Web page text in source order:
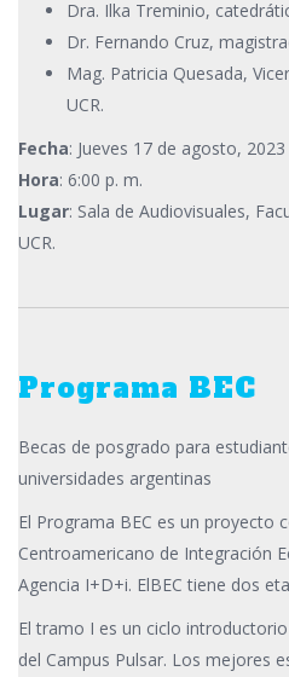
Dra. Ilka Treminio,
Dr. Fernando Cruz,
Mag. Patricia Quesada,
UCR.
Fecha: Jueves 17 de agosto, 2023
Hora: 6:00 p. m.
Lugar: Sala de Audiovisuales,
UCR.
Programa BEC
Becas de posgrado para
universidades argentinas
El Programa BEC es un proyecto
Centroamericano de Integración
Agencia I+D+i. ElBEC tiene dos
El tramo I es un ciclo
del Campus Pulsar. Los mejores